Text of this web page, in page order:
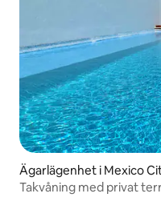
Ägarlägenhet i Mexico
Takvåning med privat